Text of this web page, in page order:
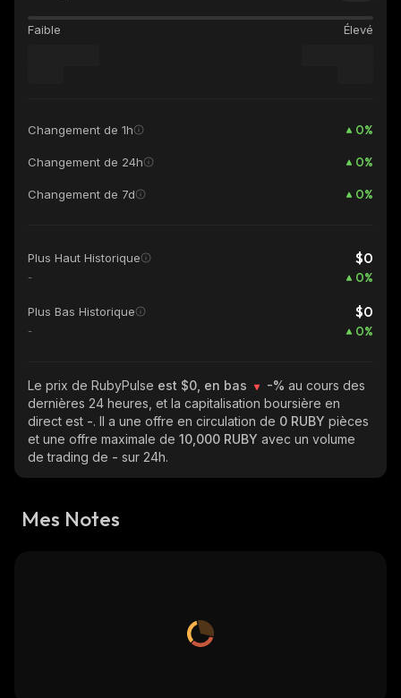
Faible Élevé
Changement de 1h 0%
Changement de 24h 0%
Changement de 7d 0%
Plus Haut Historique $0
- 0%
Plus Bas Historique $0
- 0%
Le prix de RubyPulse est $0, en bas -% au cours des
dernières 24 heures, et la capitalisation boursière en
direct est -. Il a une offre en circulation de 0 RUBY pièces
et une offre maximale de 10,000 RUBY avec un volume
de trading de - sur 24h.
Mes Notes